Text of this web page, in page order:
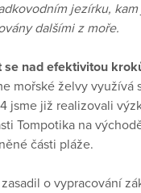
jezírku,
dalšími z moře.
se nad efektivitou
mořské želvy
jsme již realizovali
Tompotika na
části pláže.
o vypracování